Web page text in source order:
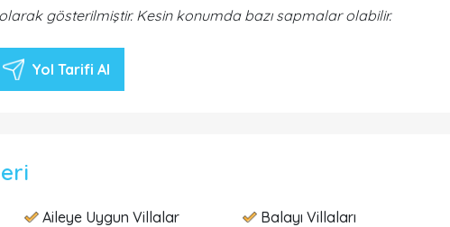
gösterilmiştir. Kesin konumda bazı sapmalar olabilir.
Yol Tarifi Al
Aileye Uygun Villalar
Balayı Villaları